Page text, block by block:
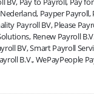
Payper
Payroll BV, Please
Renew Payroll
BV, Smart Payroll
B.V., WePayPeople